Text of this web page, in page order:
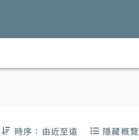
時序：由近至遠 隱藏概覽